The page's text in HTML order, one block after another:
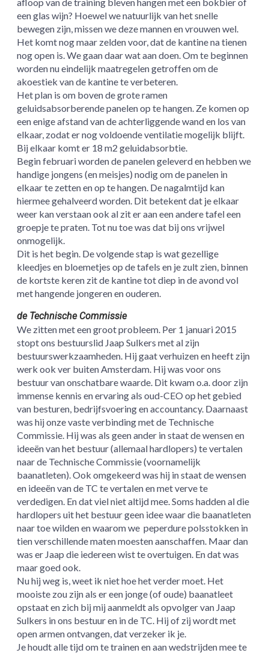
een glas wijn? Hoewel we natuurlijk van het snelle
bewegen zijn, missen we deze mannen en vrouwen wel.
Het komt nog maar zelden voor, dat de kantine na tienen
nog open is. We gaan daar wat aan doen. Om te beginnen
worden nu eindelijk maatregelen getroffen om de
akoestiek van de kantine te verbeteren.
Het plan is om boven de grote ramen
geluidsabsorberende panelen op te hangen. Ze komen op
een enige afstand van de achterliggende wand en los van
elkaar, zodat er nog voldoende ventilatie mogelijk blijft.
Bij elkaar komt er 18 m2 geluidabsorbtie.
Begin februari worden de panelen geleverd en hebben we
handige jongens (en meisjes) nodig om de panelen in
elkaar te zetten en op te hangen. De nagalmtijd kan
hiermee gehalveerd worden. Dit betekent dat je elkaar
weer kan verstaan ook al zit er aan een andere tafel een
groepje te praten. Tot nu toe was dat bij ons vrijwel
onmogelijk.
Dit is het begin. De volgende stap is wat gezellige
kleedjes en bloemetjes op de tafels en je zult zien, binnen
de kortste keren zit de kantine tot diep in de avond vol
met hangende jongeren en ouderen.
de Technische Commissie
We zitten met een groot probleem. Per 1 januari 2015
stopt ons bestuurslid Jaap Sulkers met al zijn
bestuurswerkzaamheden. Hij gaat verhuizen en heeft zijn
werk ook ver buiten Amsterdam. Hij was voor ons
bestuur van onschatbare waarde. Dit kwam o.a. door zijn
immense kennis en ervaring als oud-CEO op het gebied
van besturen, bedrijfsvoering en accountancy. Daarnaast
was hij onze vaste verbinding met de Technische
Commissie. Hij was als geen ander in staat de wensen en
ideeën van het bestuur (allemaal hardlopers) te vertalen
naar de Technische Commissie (voornamelijk
baanatleten). Ook omgekeerd was hij in staat de wensen
en ideeën van de TC te vertalen en met verve te
verdedigen. En dat viel niet altijd mee. Soms hadden al die
hardlopers uit het bestuur geen idee waar die baanatleten
naar toe wilden en waarom we peperdure polsstokken in
tien verschillende maten moesten aanschaffen. Maar dan
was er Jaap die iedereen wist te overtuigen. En dat was
maar goed ook.
Nu hij weg is, weet ik niet hoe het verder moet. Het
mooiste zou zijn als er een jonge (of oude) baanatleet
opstaat en zich bij mij aanmeldt als opvolger van Jaap
Sulkers in ons bestuur en in de TC. Hij of zij wordt met
open armen ontvangen, dat verzeker ik je.
Je houdt alle tijd om te trainen en aan wedstrijden mee te